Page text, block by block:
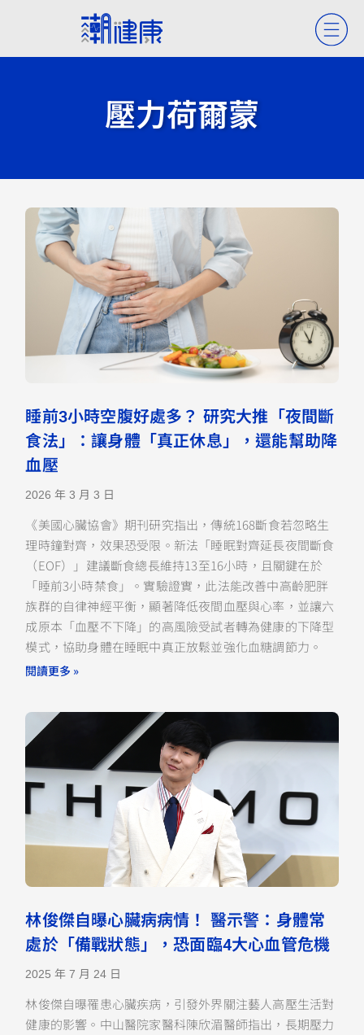
壓力荷爾蒙
睡前3小時空腹好處多？ 研究大推「夜間斷
食法」：讓身體「真正休息」，還能幫助降
血壓
2026 年 3 月 3 日
《美國心臟協會》期刊研究指出，傳統168斷食若忽略生
理時鐘對齊，效果恐受限。新法「睡眠對齊延長夜間斷食
（EOF）」建議斷食總長維持13至16小時，且關鍵在於
「睡前3小時禁食」。實驗證實，此法能改善中高齡肥胖
族群的自律神經平衡，顯著降低夜間血壓與心率，並讓六
成原本「血壓不下降」的高風險受試者轉為健康的下降型
模式，協助身體在睡眠中真正放鬆並強化血糖調節力。
閱讀更多 »
林俊傑自曝心臟病病情！ 醫示警：身體常
處於「備戰狀態」，恐面臨4大心血管危機
2025 年 7 月 24 日
林俊傑自曝罹患心臟疾病，引發外界關注藝人高壓生活對
健康的影響。中山醫院家醫科陳欣湄醫師指出，長期壓力